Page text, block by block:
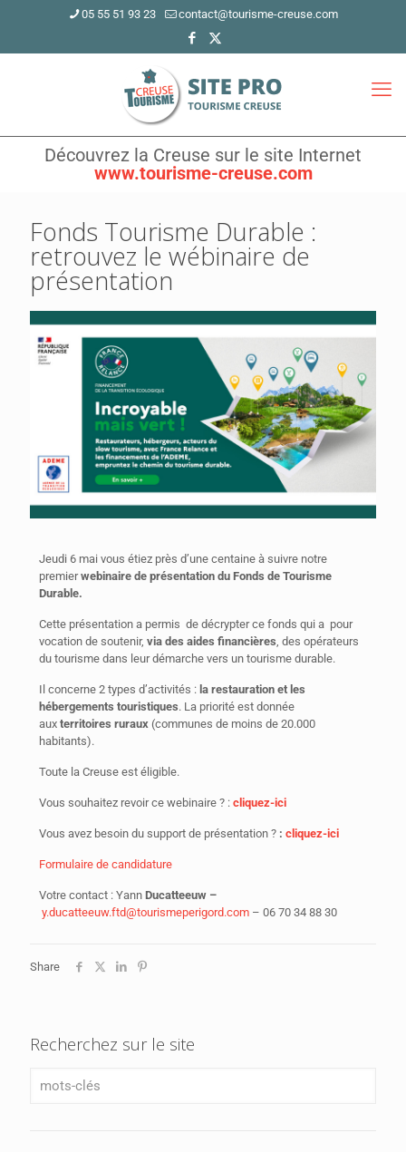
05 55 51 93 23 contact@tourisme-creuse.com
Découvrez la Creuse sur le site Internet
www.tourisme-creuse.com
Fonds Tourisme Durable :
retrouvez le wébinaire de
présentation
Jeudi 6 mai vous étiez près d’une centaine à suivre notre
premierwebinaire de présentation du Fonds de Tourisme
Durable.
Cette présentation a permis de décrypter ce fonds qui a pour
vocation de soutenir, via des aides financières , des opérateurs
du tourisme dans leur démarche vers un tourisme durable.
Il concerne 2 types d’activités : la restauration et les
hébergements touristiques. La priorité est donnée
aux territoires ruraux (communes de moins de 20.000
habitants).
Toute la Creuse est éligible.
Vous souhaitez revoir ce webinaire ? : cliquez-ici
Vous avez besoin du support de présentation ? : cliquez-ici
Formulaire de candidature
Votre contact : Yann Ducatteeuw –
y.ducatteeuw.ftd@tourismeperigord.com – 06 70 34 88 30
Share
Recherchez sur le site